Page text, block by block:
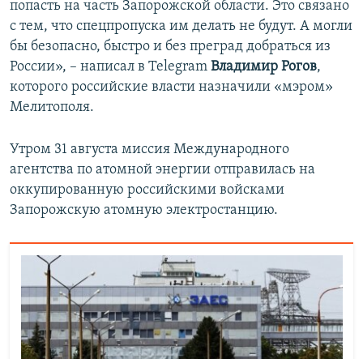
попасть на часть Запорожской области. Это связано
с тем, что спецпропуска им делать не будут. А могли
бы безопасно, быстро и без преград добраться из
России», – написал в Telegram Владимир Рогов,
которого российские власти назначили «мэром»
Мелитополя.
Утром 31 августа миссия Международного
агентства по атомной энергии отправилась на
оккупированную российскими войсками
Запорожскую атомную электростанцию.